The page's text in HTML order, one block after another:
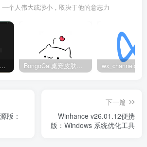
一个人伟大或渺小，取决于他的意志力
最新版 Cursor 汉化设置中文教程（两种简单方法，附中文语言包下载） BongoCat桌宠皮肤包大全：20款主题皮肤免费下载
版：
下一篇
Winhance v26.01.12便携
版：Windows 系统优化工具